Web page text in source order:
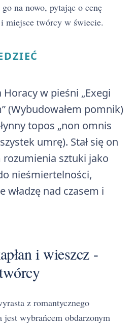
na nowo, pytając o cenę
miejsce twórcy w świecie.
Horacy w pieśni „Exegi
(Wybudowałem pomnik)
topos „non omnis
umrę). Stał się on
sztuki jako
nieśmiertelności,
władzę nad czasem i
i wieszcz -
z romantycznego
jest wybrańcem obdarzonym